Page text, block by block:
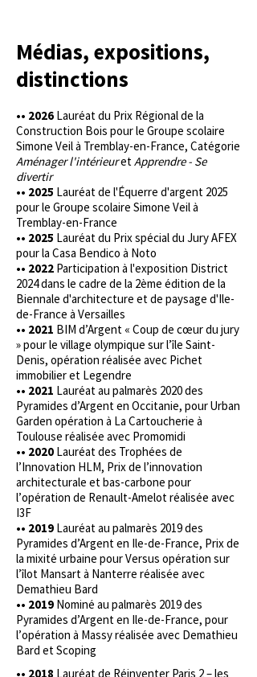
Médias, expositions,
distinctions
•• 2026 Lauréat du Prix Régional de la
Construction Bois pour le Groupe scolaire
Simone Veil à Tremblay-en-France, Catégorie
Aménager l'intérieuretApprendre - Se
divertir
•• 2025 Lauréat de l'Équerre d'argent 2025
pour le Groupe scolaire Simone Veil à
Tremblay-en-France
•• 2025 Lauréat du Prix spécial du Jury AFEX
pour la Casa Bendico à Noto
•• 2022 Participation à l'exposition District
2024 dans le cadre de la 2ème édition de la
Biennale d'architecture et de paysage d'Ile-
de-France à Versailles
•• 2021 BIM d’Argent « Coup de cœur du jury
» pour le village olympique sur l’île Saint-
Denis, opération réalisée avec Pichet
immobilier et Legendre
•• 2021 Lauréat au palmarès 2020 des
Pyramides d’Argent en Occitanie, pour Urban
Garden opération à La Cartoucherie à
Toulouse réalisée avec Promomidi
•• 2020 Lauréat des Trophées de
l’Innovation HLM, Prix de l’innovation
architecturale et bas-carbone pour
l’opération de Renault-Amelot réalisée avec
I3F
•• 2019 Lauréat au palmarès 2019 des
Pyramides d’Argent en Ile-de-France, Prix de
la mixité urbaine pour Versus opération sur
l’îlot Mansart à Nanterre réalisée avec
Demathieu Bard
•• 2019 Nominé au palmarès 2019 des
Pyramides d’Argent en Ile-de-France, pour
l’opération à Massy réalisée avec Demathieu
Bard et Scoping
•• 2018 Lauréat de Réinventer Paris 2 – les